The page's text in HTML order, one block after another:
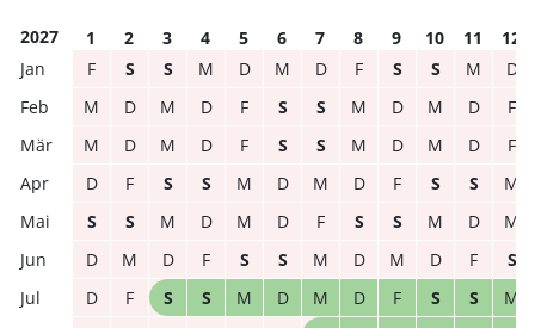
2027 1 2 3 4 5 6 7 8 9 10 11
12
F
S S M D M D F S S M
D
M
D M D F S S M D M D
F
M
D M D F S S M D M D
F
D
F S S M D M D F S S
M
S
S M D M D F S S M D
M
D
M D F S S M D M D F
S
D
F S S M D M D F S S
M